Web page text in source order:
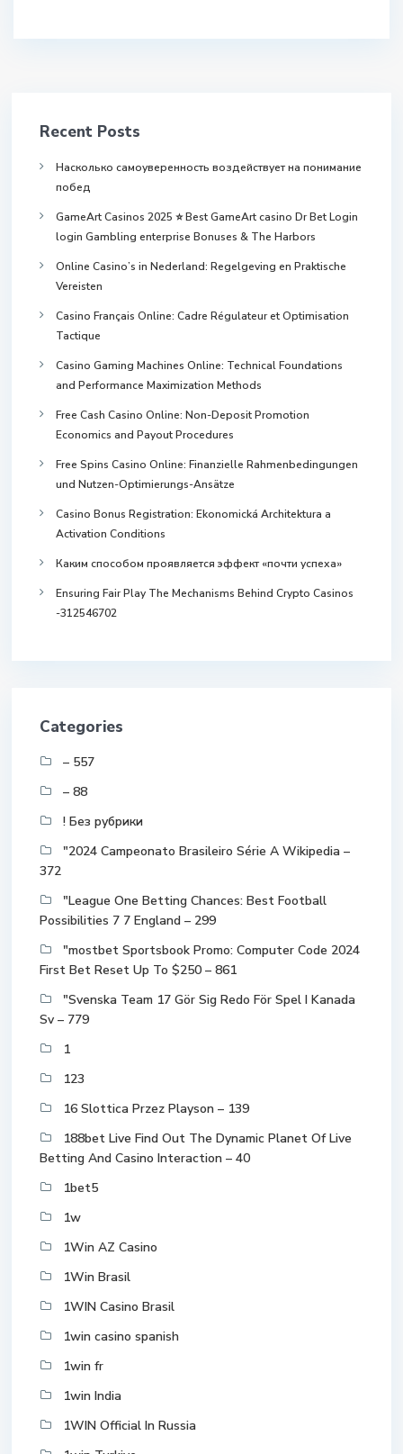
Recent Posts
Насколько самоуверенность воздействует на понимание
побед
GameArt Casinos 2025 ⭐ Best GameArt casino Dr Bet Login
login Gambling enterprise Bonuses & The Harbors
Online Casino’s in Nederland: Regelgeving en Praktische
Vereisten
Casino Français Online: Cadre Régulateur et Optimisation
Tactique
Casino Gaming Machines Online: Technical Foundations
and Performance Maximization Methods
Free Cash Casino Online: Non-Deposit Promotion
Economics and Payout Procedures
Free Spins Casino Online: Finanzielle Rahmenbedingungen
und Nutzen-Optimierungs-Ansätze
Casino Bonus Registration: Ekonomická Architektura a
Activation Conditions
Каким способом проявляется эффект «почти успеха»
Ensuring Fair Play The Mechanisms Behind Crypto Casinos
-312546702
Categories
– 557
– 88
! Без рубрики
"2024 Campeonato Brasileiro Série A Wikipedia –
372
"League One Betting Chances: Best Football
Possibilities 7 7 England – 299
"mostbet Sportsbook Promo: Computer Code 2024
First Bet Reset Up To $250 – 861
"Svenska Team 17 Gör Sig Redo För Spel I Kanada
Sv – 779
1
123
16 Slottica Przez Playson – 139
188bet Live Find Out The Dynamic Planet Of Live
Betting And Casino Interaction – 40
1bet5
1w
1Win AZ Casino
1Win Brasil
1WIN Casino Brasil
1win casino spanish
1win fr
1win India
1WIN Official In Russia